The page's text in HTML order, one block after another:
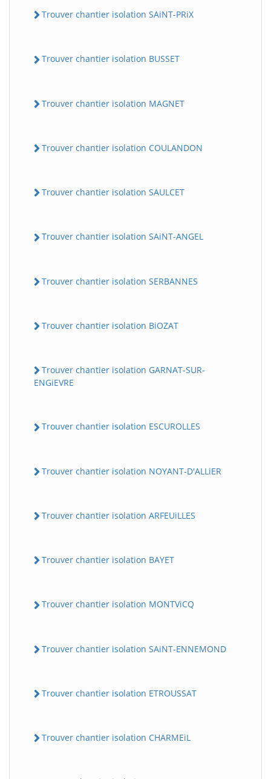
Trouver chantier isolation SAiNT-PRiX
Trouver chantier isolation BUSSET
Trouver chantier isolation MAGNET
Trouver chantier isolation COULANDON
Trouver chantier isolation SAULCET
Trouver chantier isolation SAiNT-ANGEL
Trouver chantier isolation SERBANNES
Trouver chantier isolation BiOZAT
Trouver chantier isolation GARNAT-SUR-
ENGiEVRE
Trouver chantier isolation ESCUROLLES
Trouver chantier isolation NOYANT-D'ALLiER
Trouver chantier isolation ARFEUiLLES
Trouver chantier isolation BAYET
Trouver chantier isolation MONTViCQ
Trouver chantier isolation SAiNT-ENNEMOND
Trouver chantier isolation ETROUSSAT
Trouver chantier isolation CHARMEiL
BatiWebPro